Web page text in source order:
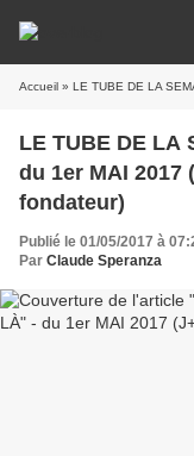
Accueil » LE TUBE DE LA SEMAINE :
LE TUBE DE LA
du 1er MAI 2017
fondateur)
Publié le 01/05/2017 à
Par Claude Speranza